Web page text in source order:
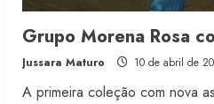
Grupo Morena Rosa
Jussara Maturo 10 de abril de
A primeira coleção com nova